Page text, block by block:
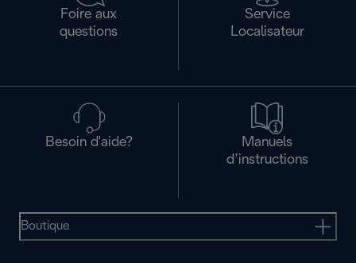
Foire aux
questions
Service
Localisateur
Besoin d'aide?
Manuels
d’instructions
Boutique